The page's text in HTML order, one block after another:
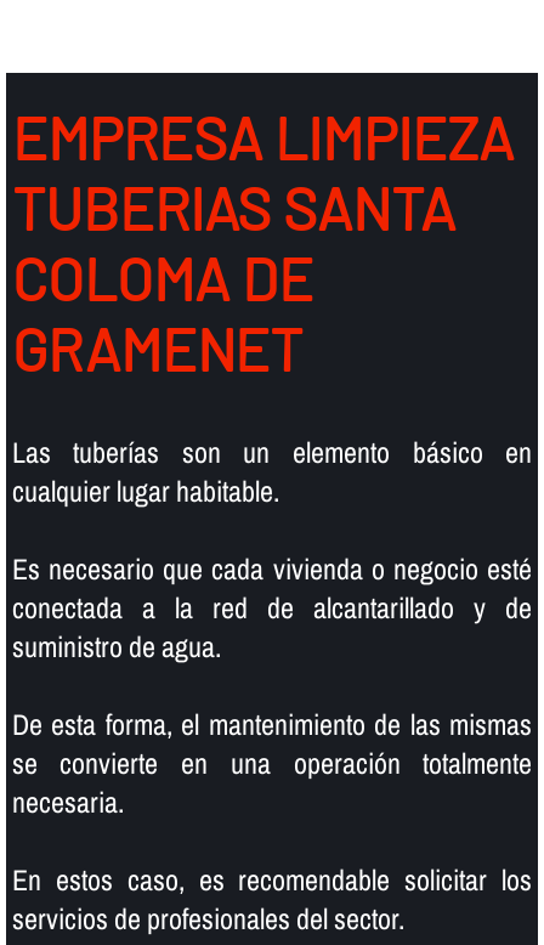
EMPRESA LIMPIEZA
TUBERIAS SANTA
COLOMA DE
GRAMENET
Las tuberí­as son un elemento básico en
cualquier lugar habitable.
Es necesario que cada vivienda o negocio esté
conectada a la red de alcantarillado y de
suministro de agua.
De esta forma, el mantenimiento de las mismas
se convierte en una operación totalmente
necesaria.
En estos caso, es recomendable solicitar los
servicios de profesionales del sector.